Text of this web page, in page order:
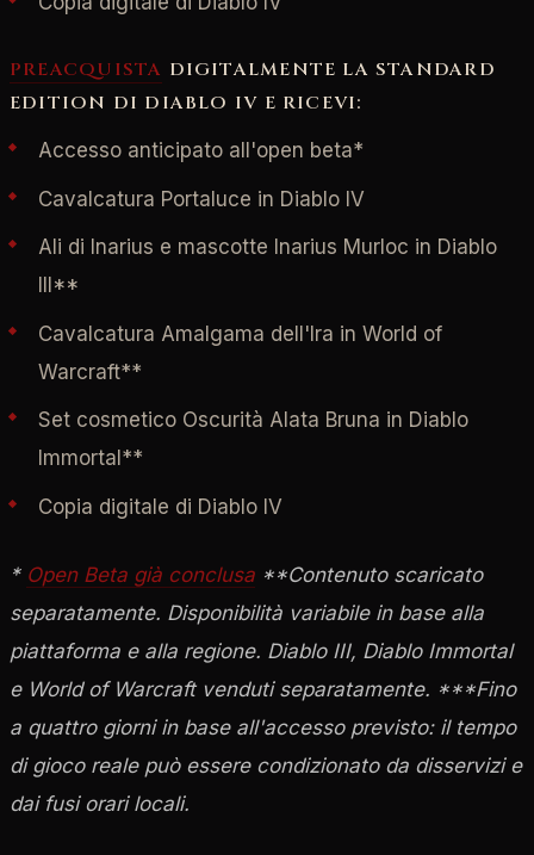
PREACQUISTA DIGITALMENTE LA STANDARD
EDITION DI DIABLO IV E RICEVI:
Accesso anticipato all'open beta*
Cavalcatura Portaluce in Diablo IV
Ali di Inarius e mascotte Inarius Murloc in Diablo
III**
Cavalcatura Amalgama dell'Ira in World of
Warcraft**
Set cosmetico Oscurità Alata Bruna in Diablo
Immortal**
Copia digitale di Diablo IV
* Open Beta già conclusa **Contenuto scaricato
separatamente. Disponibilità variabile in base alla
piattaforma e alla regione. Diablo III, Diablo Immortal
e World of Warcraft venduti separatamente. ***Fino
a quattro giorni in base all'accesso previsto: il tempo
di gioco reale può essere condizionato da disservizi e
dai fusi orari locali.